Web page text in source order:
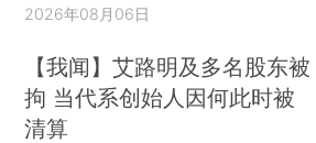
2026年08月06日
【我闻】艾路明及多名股东被
拘 当代系创始人因何此时被
清算